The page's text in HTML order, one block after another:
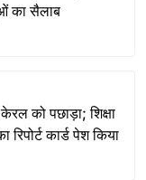
का सैलाब
को पछाड़ा; शिक्षा
रिपोर्ट कार्ड पेश किया